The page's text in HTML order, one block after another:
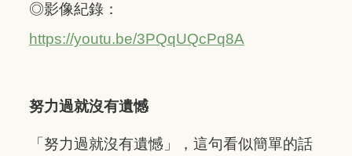
◎影像紀錄：
https://youtu.be/3PQqUQcPq8A
努力過就沒有遺憾
「努力過就沒有遺憾」，這句看似簡單的話